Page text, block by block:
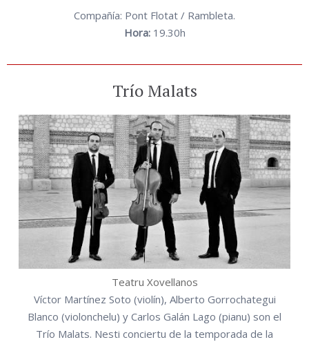
Compañía: Pont Flotat / Rambleta.
Hora:19.30h
Trío Malats
Teatru Xovellanos
Víctor Martínez Soto (violín), Alberto Gorrochategui
Blanco (violonchelu) y Carlos Galán Lago (pianu) son el
Trío Malats. Nesti conciertu de la temporada de la